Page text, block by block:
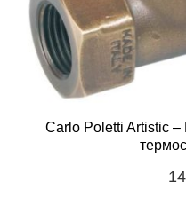
Carlo Poletti Artistic –